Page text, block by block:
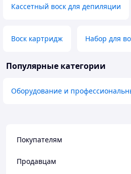
Кассетный воск для депиляции
Воск картридж Набор для
Популярные категории
Оборудование и
Покупателям
Продавцам